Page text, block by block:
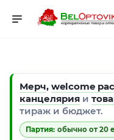
Мерч, welcome
канцелярия и
тираж и бюджет.
Партия: обычно от 20